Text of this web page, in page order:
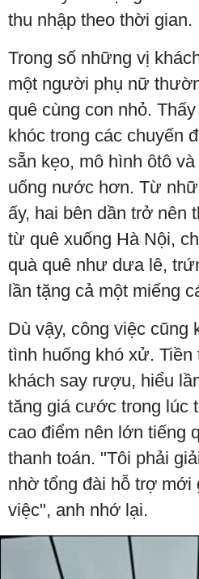
thu nhập theo thời gian.
Trong số những vị
một người phụ nữ
quê cùng con nhỏ.
khóc trong các chuyến
sẵn kẹo, mô hình ôtô
uống nước hơn. Từ
ấy, hai bên dần trở nên
từ quê xuống Hà Nội,
quà quê như dưa lê,
lần tặng cả một miếng
Dù vậy, công việc cũng
tình huống khó xử.
khách say rượu, hiểu
tăng giá cước trong lúc
cao điểm nên lớn tiếng
thanh toán. "Tôi phải
nhờ tổng đài hỗ trợ
việc", anh nhớ lại.